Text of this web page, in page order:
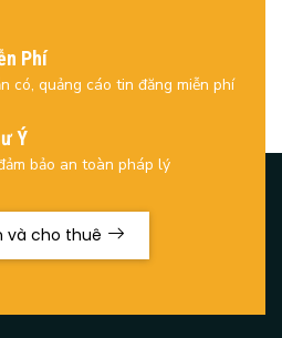
Phí
có, quảng cáo tin đăng miễn phí
Ý
bảo an toàn pháp lý
và cho thuê